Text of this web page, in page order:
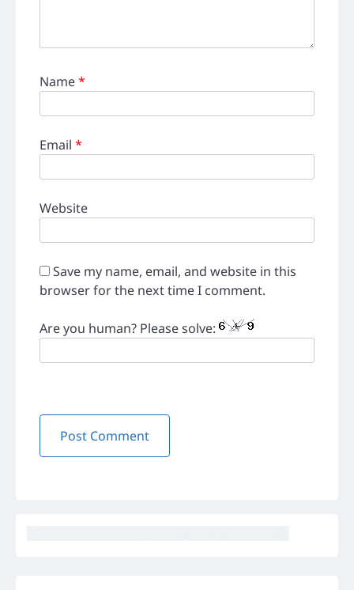
Name*
Email *
Website
Save my name, email, and website in this
browser for the next time I comment.
Are you human? Please solve: